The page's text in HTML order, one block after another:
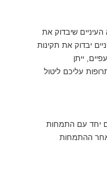
שיבדוק את
יבדוק את תקינות
ייתן
עליכם ליטול
יחד עם התמחות
ההתמחות